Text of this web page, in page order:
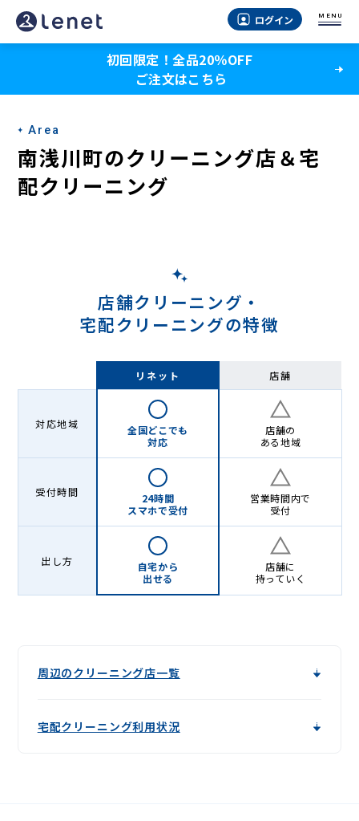
南
浅
町
の
宅
配
Lenet〈リ
ト〉
ログイン MENU
初回限定！全品20％OFF
ご注文はこちら
Area
南浅川町のクリーニング店＆宅
配クリーニング
店舗クリーニング・
宅配クリーニングの特徴
リネット 店舗
対応地域
全国どこでも
対応
店舗の
ある地域
受付時間
24時間
スマホで受付
営業時間内で
受付
出し方
自宅から
出せる
店舗に
持っていく
周辺のクリーニング店一覧
宅配クリーニング利用状況